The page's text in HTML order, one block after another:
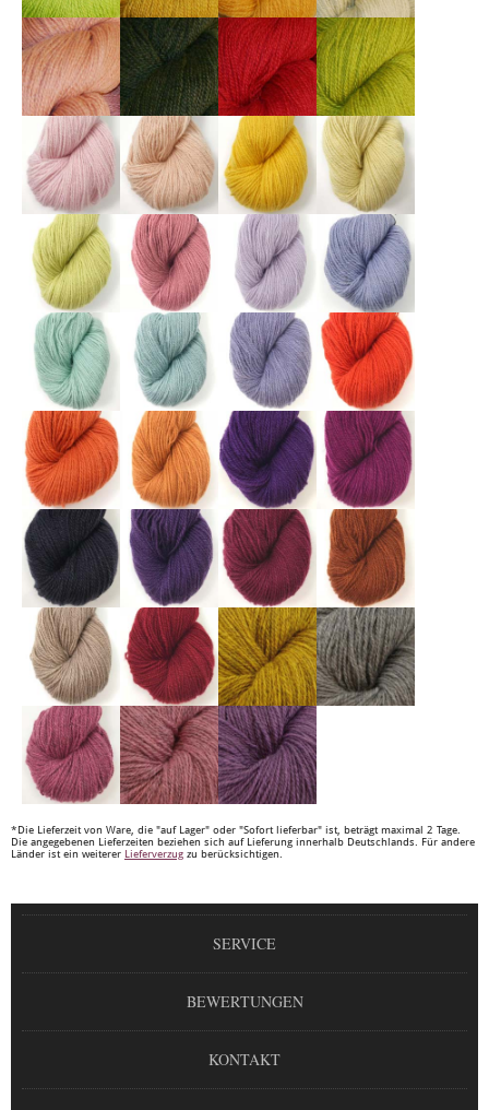
*Die Lieferzeit von Ware, die "auf Lager" oder "Sofort lieferbar" ist, beträgt maximal 2 Tage.
Die angegebenen Lieferzeiten beziehen sich auf Lieferung innerhalb Deutschlands. Für andere
Länder ist ein weiterer Lieferverzug zu berücksichtigen.
SERVICE
BEWERTUNGEN
KONTAKT